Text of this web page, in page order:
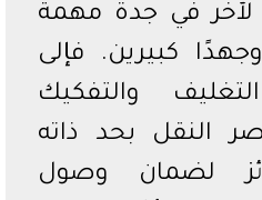
لآخر في جدة مهمة
كبيرين. فإلى
والتفكيك
النقل بحد ذاته
لضمان وصول